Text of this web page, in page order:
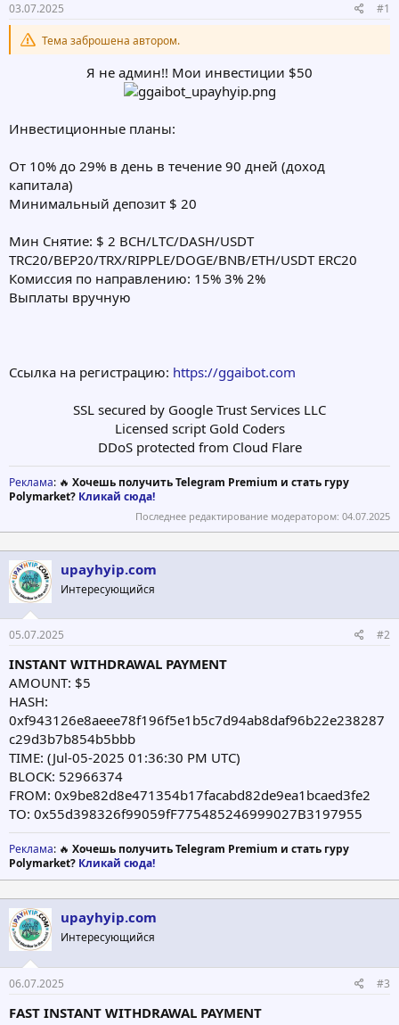
03.07.2025 #1
Тема заброшена автором.
Я не админ!! Мои инвестиции $50
Инвестиционные планы:
От 10% до 29% в день в течение 90 дней (доход
капитала)
Минимальный депозит $ 20
Мин Снятие: $ 2 BCH/LTC/DASH/USDT
TRC20/BEP20/TRX/RIPPLE/DOGE/BNB/ETH/USDT ERC20
Комиссия по направлению: 15% 3% 2%
Выплаты вручную
Ссылка на регистрацию: https://ggaibot.com
SSL secured by Google Trust Services LLC
Licensed script Gold Coders
DDoS protected from Cloud Flare​
Реклама: 🔥 Хочешь получить Telegram Premium и стать гуру
Polymarket? Кликай сюда!
Последнее редактирование модератором: 04.07.2025
upayhyip.com
Интересующийся
05.07.2025 #2
INSTANT WITHDRAWAL PAYMENT
AMOUNT: $5
HASH:
0xf943126e8aeee78f196f5e1b5c7d94ab8daf96b22e238287
c29d3b7b854b5bbb
TIME: (Jul-05-2025 01:36:30 PM UTC)
BLOCK: 52966374
FROM: 0x9be82d8e471354b17facabd82de9ea1bcaed3fe2
TO: 0x55d398326f99059fF775485246999027B3197955
Реклама: 🔥 Хочешь получить Telegram Premium и стать гуру
Polymarket? Кликай сюда!
upayhyip.com
Интересующийся
06.07.2025 #3
FAST INSTANT WITHDRAWAL PAYMENT